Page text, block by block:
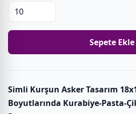
Sepete Ekle
Simli Kurşun Asker Tasarım
Boyutlarında Kurabiye-Pasta-